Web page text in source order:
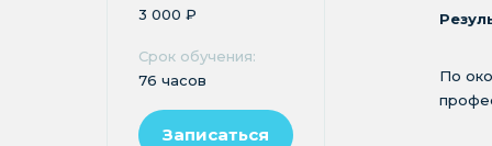
3 000 ₽
Срок обучения:
76 часов
Записаться
По